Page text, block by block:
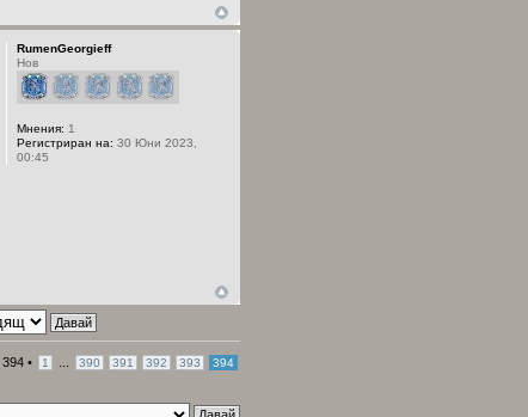
RumenGeorgieff
Нов
Мнения: 1
Регистриран на: 30 Юни 2023,
00:45
394 • 1 390 391 392 393 394